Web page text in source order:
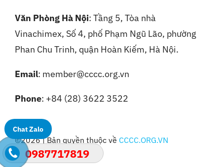
Văn Phòng Hà Nội: Tầng 5, Tòa nhà
Vinachimex, Số 4, phố Phạm Ngũ Lão, phường
Phan Chu Trinh, quận Hoàn Kiếm, Hà Nội.
Email: member@cccc.org.vn
Phone: +84 (28) 3622 3522
©2026 | Bản quyền thuộc về CCCC.ORG.VN
Chat Zalo
0987717819